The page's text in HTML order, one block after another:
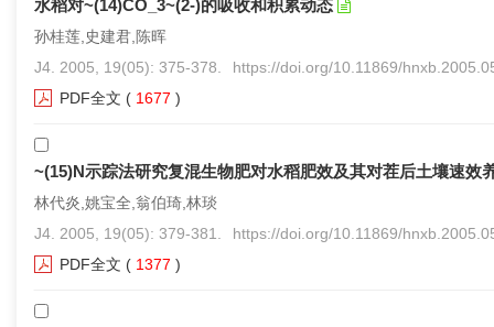
水稻对~(14)CO_3~(2-)的吸收和积累动态
孙桂莲,史建君,陈晖
J4. 2005, 19(05): 375-378.
https://doi.org/10.11869/
PDF全文 ( 1677 )
~(15)N示踪法研究复混生物肥对水稻肥效及其对茬后土壤速效
林代炎,姚宝全,翁伯琦,林琰
J4. 2005, 19(05): 379-381.
https://doi.org/10.11869/
PDF全文 ( 1377 )